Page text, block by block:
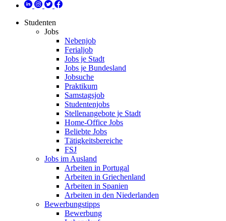
Studenten
Jobs
Nebenjob
Ferialjob
Jobs je Stadt
Jobs je Bundesland
Jobsuche
Praktikum
Samstagsjob
Studentenjobs
Stellenangebote je Stadt
Home-Office Jobs
Beliebte Jobs
Tätigkeitsbereiche
FSJ
Jobs im Ausland
Arbeiten in Portugal
Arbeiten in Griechenland
Arbeiten in Spanien
Arbeiten in den Niederlanden
Bewerbungstipps
Bewerbung